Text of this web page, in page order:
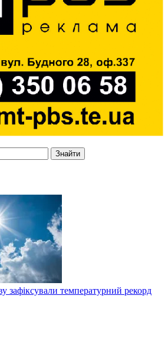
Знайти
зафіксували температурний рекорд